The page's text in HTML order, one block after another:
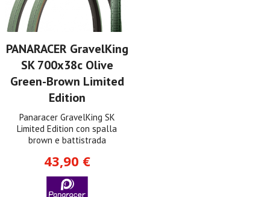
PANARACER GravelKing
SK 700x38c Olive
Green-Brown Limited
Edition
Panaracer GravelKing SK
Limited Edition con spalla
brown e battistrada
43,90 €